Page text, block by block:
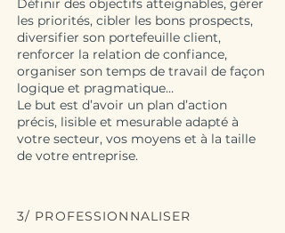
Définir des objectifs atteignables, gérer
les priorités, cibler les bons prospects,
diversifier son portefeuille client,
renforcer la relation de confiance,
organiser son temps de travail de façon
logique et pragmatique…
Le but est d’avoir un plan d’action
précis, lisible et mesurable adapté à
votre secteur, vos moyens et à la taille
de votre entreprise.
3/ PROFESSIONNALISER